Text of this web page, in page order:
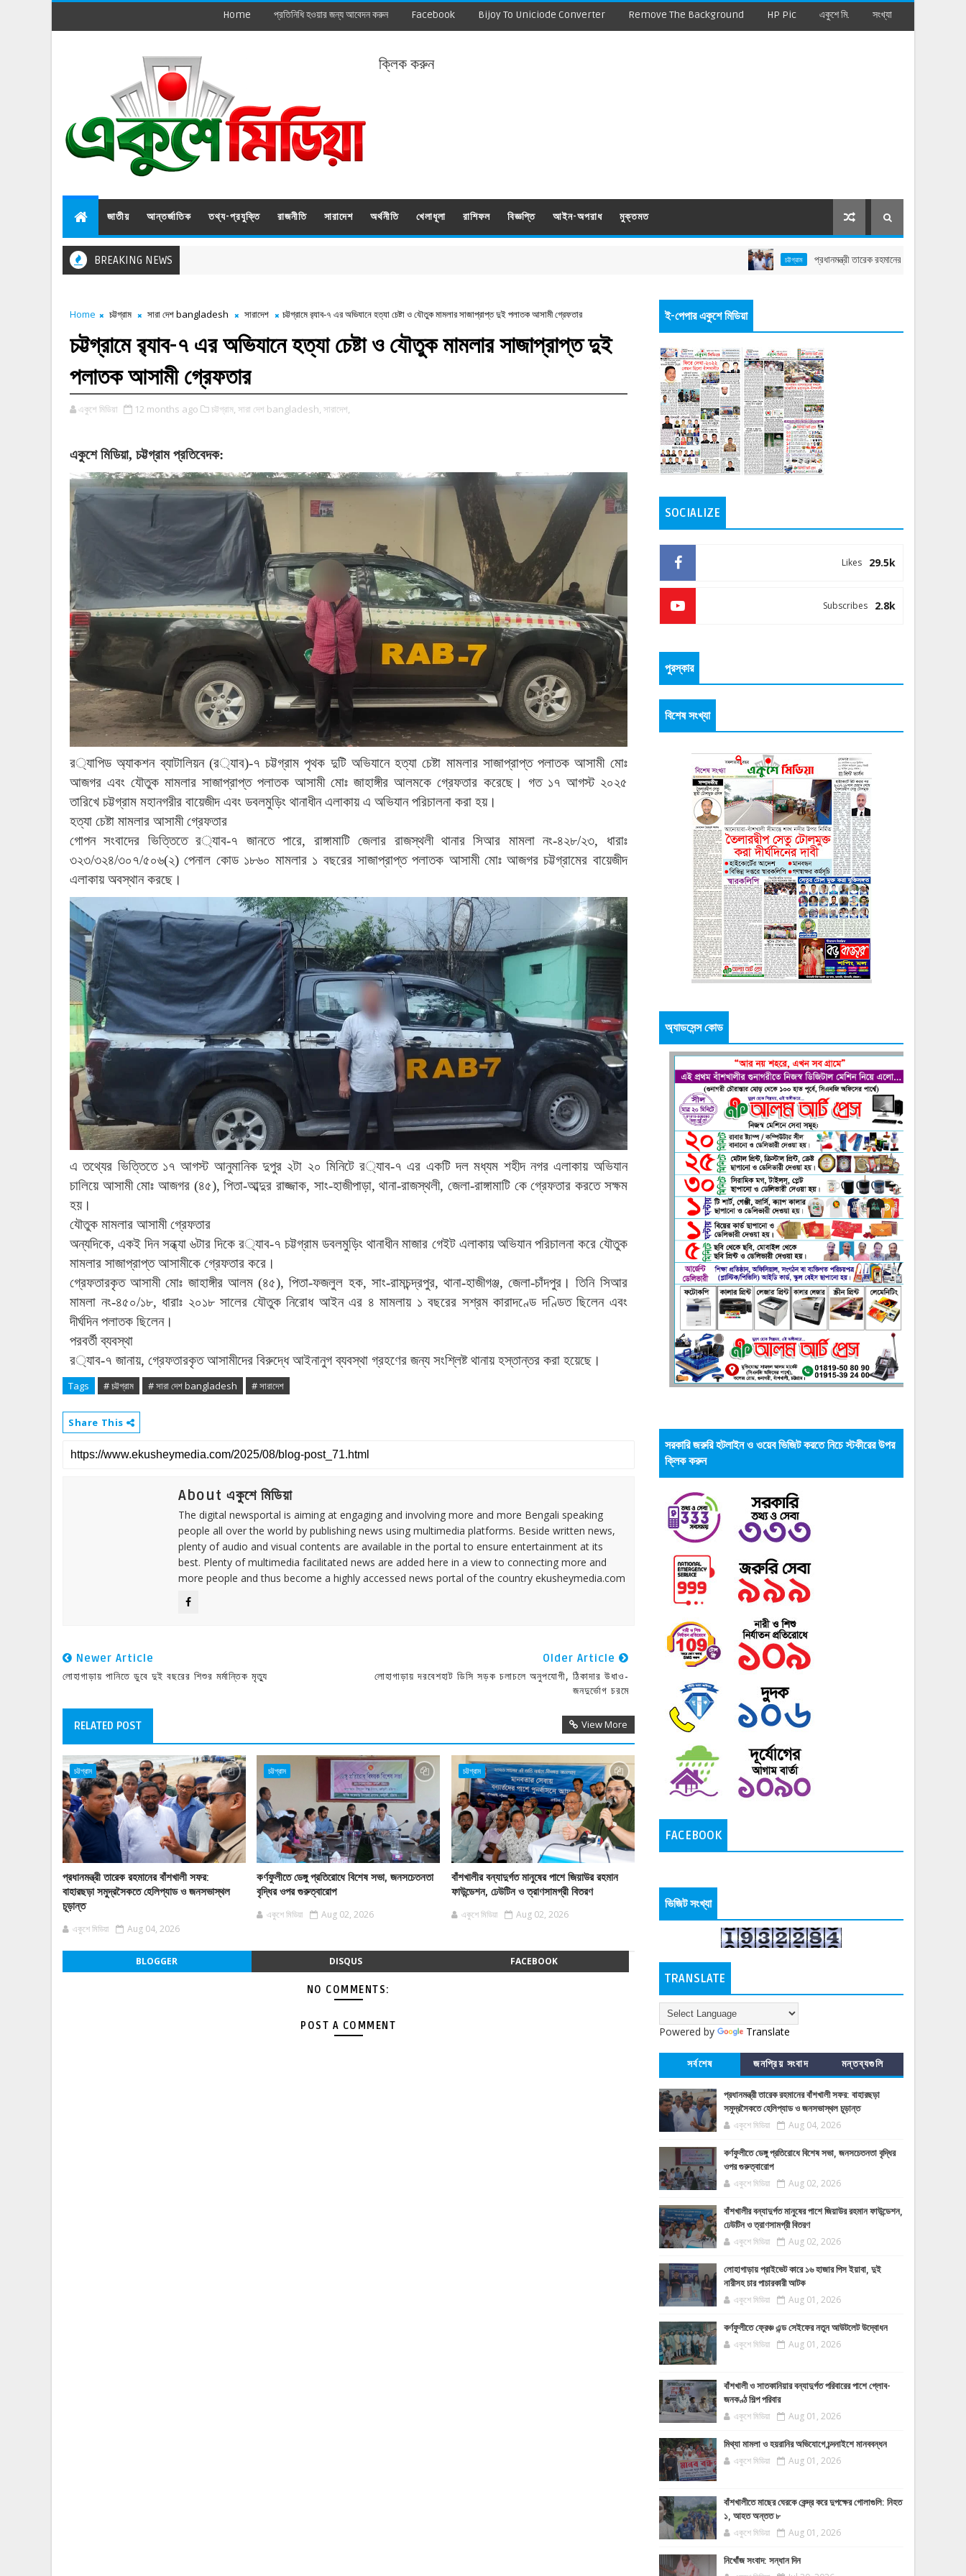
Home প্রতিনিধি হওয়ার জন্য আবেদন করুন Facebook Bijoy To Uniciode Converter Remove The Background HP Pic একুশে মি. সংখ্যা
ক্লিক করুন
জাতীয় আন্তর্জাতিক তথ্য-প্রযুক্তি রাজনীতি সারাদেশ অর্থনীতি খেলাধূলা রাশিফল বিজ্ঞপ্তি আইন-অপরাধ মুক্তমত
BREAKING NEWS চট্টগ্রাম প্রধানমন্ত্রী তারেক রহমানের বাঁশখালী সফর: বাহারছড়া
Home চট্টগ্রাম সারা দেশ bangladesh সারাদেশ চট্টগ্রামে র‌্যাব-৭ এর অভিযানে হত্যা চেষ্টা ও যৌতুক মামলার সাজাপ্রাপ্ত দুই পলাতক আসামী গ্রেফতার
চট্টগ্রামে র‌্যাব-৭ এর অভিযানে হত্যা চেষ্টা ও যৌতুক মামলার সাজাপ্রাপ্ত দুই
পলাতক আসামী গ্রেফতার
একুশে মিডিয়া 12 months ago চট্টগ্রাম, সারা দেশ bangladesh, সারাদেশ,
একুশে মিডিয়া, চট্টগ্রাম প্রতিবেদক:
র্যাপিড অ্যাকশন ব্যাটালিয়ন(র্যাব)-৭ চট্টগ্রাম পৃথক দুটি অভিযানে হত্যা চেষ্টা মামলার সাজাপ্রাপ্ত পলাতক আসামী মোঃ
আজগর এবং যৌতুক মামলার সাজাপ্রাপ্ত পলাতক আসামী মোঃ জাহাঙ্গীর আলমকে গ্রেফতার করেছে। গত ১৭ আগস্ট ২০২৫
তারিখে চট্টগ্রাম মহানগরীর বায়েজীদ এবং ডবলমুড়িং থানাধীন এলাকায় এ অভিযান পরিচালনা করা হয়।
হত্যা চেষ্টা মামলার আসামী গ্রেফতার
গোপন সংবাদের ভিত্তিতে র্যাব-৭ জানতে পারে, রাঙ্গামাটি জেলার রাজস্থলী থানার সিআর মামলা নং-৪২৮/২৩, ধারাঃ
৩২৩/৩২৪/৩০৭/৫০৬(২)পেনাল কোড ১৮৬০ মামলার ১ বছরের সাজাপ্রাপ্ত পলাতক আসামী মোঃ আজগর চট্টগ্রামের বায়েজীদ
এলাকায় অবস্থান করছে।
এ তথ্যের ভিত্তিতে ১৭ আগস্ট আনুমানিক দুপুর ২টা ২০ মিনিটে র্যাব-৭ এর একটি দল মধ্যম শহীদ নগর এলাকায় অভিযান
চালিয়ে আসামী মোঃ আজগর (৪৫),পিতা-আব্দুর রাজ্জাক, সাং-হাজীপাড়া,থানা-রাজস্থলী,জেলা-রাঙ্গামাটি কে গ্রেফতার করতে সক্ষম
হয়।
যৌতুক মামলার আসামী গ্রেফতার
অন্যদিকে,একই দিন সন্ধ্যা ৬টার দিকে র্যাব-৭ চট্টগ্রাম ডবলমুড়িং থানাধীন মাজার গেইট এলাকায় অভিযান পরিচালনা করে যৌতুক
মামলার সাজাপ্রাপ্ত আসামীকে গ্রেফতার করে।
গ্রেফতারকৃত আসামী মোঃ জাহাঙ্গীর আলম(৪৫),পিতা-ফজলুল হক, সাং-রামচন্দ্রপুর, থানা-হাজীগঞ্জ,জেলা-চাঁদপুর। তিনি সিআর
মামলা নং-৪৫০/১৮, ধারাঃ ২০১৮ সালের যৌতুক নিরোধ আইন এর ৪ মামলায় ১ বছরের সশ্রম কারাদণ্ডে দণ্ডিত ছিলেন এবং
দীর্ঘদিন পলাতক ছিলেন।
পরবর্তী ব্যবস্থা
র্যাব-৭ জানায়, গ্রেফতারকৃত আসামীদের বিরুদ্ধে আইনানুগ ব্যবস্থা গ্রহণের জন্য সংশ্লিষ্ট থানায় হস্তান্তর করা হয়েছে।
Tags # চট্টগ্রাম # সারা দেশ bangladesh # সারাদেশ
Share This
About একুশে মিডিয়া
The digital newsportal is aiming at engaging and involving more and more Bengali speaking
people all over the world by publishing news using multimedia platforms. Beside written news,
plenty of audio and visual contents are available in the portal to ensure entertainment at its
best. Plenty of multimedia facilitated news are added here in a view to connecting more and
more people and thus become a highly accessed news portal of the country ekusheymedia.com
Newer Article
লোহাগাড়ায় পানিতে ডুবে দুই বছরের শিশুর মর্মান্তিক মৃত্যু
Older Article
লোহাগাড়ায় দরবেশহাট ডিসি সড়ক চলাচলে অনুপযোগী, ঠিকাদার উধাও-
জনদুর্ভোগ চরমে
RELATED POST View More
চট্টগ্রাম
প্রধানমন্ত্রী তারেক রহমানের বাঁশখালী সফর:
বাহারছড়া সমুদ্রসৈকতে হেলিপ্যাড ও জনসভাস্থল
চূড়ান্ত
একুশে মিডিয়া Aug 04, 2026
চট্টগ্রাম
কর্ণফুলীতে ডেঙ্গু প্রতিরোধে বিশেষ সভা, জনসচেতনতা
বৃদ্ধির ওপর গুরুত্বারোপ
একুশে মিডিয়া Aug 02, 2026
চট্টগ্রাম
বাঁশখালীর বন্যাদুর্গত মানুষের পাশে জিয়াউর রহমান
ফাউন্ডেশন, ঢেউটিন ও ত্রাণসামগ্রী বিতরণ
একুশে মিডিয়া Aug 02, 2026
BLOGGER DISQUS FACEBOOK
NO COMMENTS:
POST A COMMENT
ই-পেপার একুশে মিডিয়া
SOCIALIZE
29.5k
Likes
2.8k
Subscribes
পুরস্কার
বিশেষ সংখ্যা
অ্যাডসেন্স কোড
সরকারি জরুরি হটলাইন ও ওয়েব ভিজিট করতে নিচে স্টকীরের উপর
ক্লিক করুন
FACEBOOK
ভিজিট সংখ্যা
TRANSLATE
Powered by Translate
সর্বশেষ জনপ্রিয় সংবাদ মন্তব্যগুলি
প্রধানমন্ত্রী তারেক রহমানের বাঁশখালী সফর: বাহারছড়া
সমুদ্রসৈকতে হেলিপ্যাড ও জনসভাস্থল চূড়ান্ত
একুশে মিডিয়া Aug 04, 2026
কর্ণফুলীতে ডেঙ্গু প্রতিরোধে বিশেষ সভা, জনসচেতনতা বৃদ্ধির
ওপর গুরুত্বারোপ
একুশে মিডিয়া Aug 02, 2026
বাঁশখালীর বন্যাদুর্গত মানুষের পাশে জিয়াউর রহমান ফাউন্ডেশন,
ঢেউটিন ও ত্রাণসামগ্রী বিতরণ
একুশে মিডিয়া Aug 02, 2026
লোহাগাড়ায় প্রাইভেট কারে ১৬ হাজার পিস ইয়াবা, দুই
নারীসহ চার পাচারকারী আটক
একুশে মিডিয়া Aug 01, 2026
কর্ণফুলীতে ফ্রেঞ্চ এন্ড সেইফের নতুন আউটলেট উদ্বোধন
একুশে মিডিয়া Aug 01, 2026
বাঁশখালী ও সাতকানিয়ার বন্যাদুর্গত পরিবারের পাশে গ্লোব-
জনকণ্ঠ শিল্প পরিবার
একুশে মিডিয়া Aug 01, 2026
মিথ্যা মামলা ও হয়রানির অভিযোগে চন্দনাইশে মানববন্ধন
একুশে মিডিয়া Aug 01, 2026
বাঁশখালীতে মাছের ঘেরকে কেন্দ্র করে দুপক্ষের গোলাগুলি: নিহত
১, আহত অন্তত ৮
একুশে মিডিয়া Aug 01, 2026
নিখোঁজ সংবাদ: সন্ধান দিন